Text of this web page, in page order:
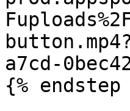
a7cd-
{% endstep